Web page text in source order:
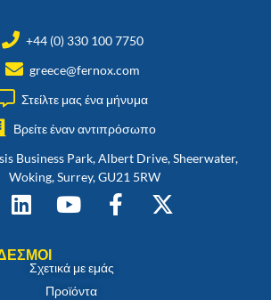
+44 (0) 330 100 7750
greece@fernox.com
Στείλτε μας ένα μήνυμα
Βρείτε έναν αντιπρόσωπο
Business Park, Albert Drive, Sheerwater,
Woking, Surrey, GU21 5RW
Σχετικά με εμάς
Προϊόντα